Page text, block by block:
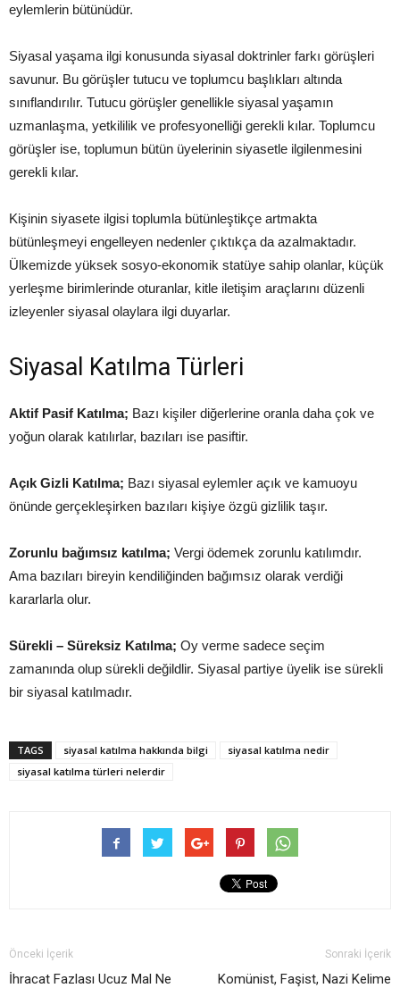
eylemlerin bütünüdür.
Siyasal yaşama ilgi konusunda siyasal doktrinler farkı görüşleri
savunur. Bu görüşler tutucu ve toplumcu başlıkları altında
sınıflandırılır. Tutucu görüşler genellikle siyasal yaşamın
uzmanlaşma, yetkililik ve profesyonelliği gerekli kılar. Toplumcu
görüşler ise, toplumun bütün üyelerinin siyasetle ilgilenmesini
gerekli kılar.
Kişinin siyasete ilgisi toplumla bütünleştikçe artmakta
bütünleşmeyi engelleyen nedenler çıktıkça da azalmaktadır.
Ülkemizde yüksek sosyo-ekonomik statüye sahip olanlar, küçük
yerleşme birimlerinde oturanlar, kitle iletişim araçlarını düzenli
izleyenler siyasal olaylara ilgi duyarlar.
Siyasal Katılma Türleri
Aktif Pasif Katılma; Bazı kişiler diğerlerine oranla daha çok ve
yoğun olarak katılırlar, bazıları ise pasiftir.
Açık Gizli Katılma; Bazı siyasal eylemler açık ve kamuoyu
önünde gerçekleşirken bazıları kişiye özgü gizlilik taşır.
Zorunlu bağımsız katılma; Vergi ödemek zorunlu katılımdır.
Ama bazıları bireyin kendiliğinden bağımsız olarak verdiği
kararlarla olur.
Sürekli – Süreksiz Katılma; Oy verme sadece seçim
zamanında olup sürekli değildlir. Siyasal partiye üyelik ise sürekli
bir siyasal katılmadır.
TAGS siyasal katılma hakkında bilgi
siyasal katılma nedir
siyasal katılma türleri nelerdir
Önceki İçerik
İhracat Fazlası Ucuz Mal Ne
Sonraki İçerik
Komünist, Faşist, Nazi Kelime